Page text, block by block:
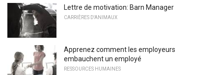
Lettre de motivation: Barn Manager
CARRIÈRES D'ANIMAUX
Apprenez comment les employeurs
embauchent un employé
RESSOURCES HUMAINES